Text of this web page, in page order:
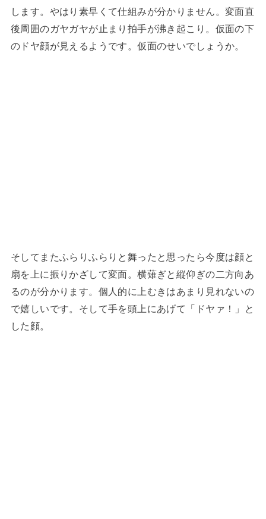
します。やはり素早くて仕組みが分かりません。変面直
後周囲のガヤガヤが止まり拍手が沸き起こり。仮面の下
のドヤ顔が見えるようです。仮面のせいでしょうか。
そしてまたふらりふらりと舞ったと思ったら今度は顔と
扇を上に振りかざして変面。横薙ぎと縦仰ぎの二方向あ
るのが分かります。個人的に上むきはあまり見れないの
で嬉しいです。そして手を頭上にあげて「ドヤァ！」と
した顔。